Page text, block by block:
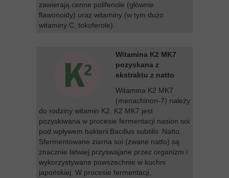
zawierają cenne polifenole (głównie
flawonoidy) oraz witaminy (w tym dużo
witaminy C, tokoferole).
Witamina K2 MK7
pozyskana z
ekstraktu z natto
Witamina K2 MK7
(menachinon-7) należy
do rodziny witamin K2. K2 MK7 jest
pozyskiwana w procesie fermentacji nasion soi
pod wpływem bakterii Bacillus subtilis Natto.
Sfermentowane ziarna soi (zwane natto) są
znacznie łatwiej przyswajane przez organizm i
wykorzystywane powszechnie w kuchni
japońskiej. W procesie fermentacji,